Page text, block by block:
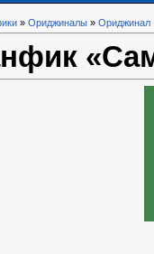
» Ориджиналы » Ориджинал